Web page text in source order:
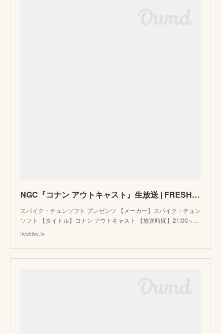
NGC『コナン アウトキャスト』生放送 | FRESH LIVE（フレッシュライブ） - ライブ配信サービス
スパイク・チュンソフト プレゼンツ 【メーカー】スパイク・チュン
ソフト 【タイトル】コナン アウトキャスト 【放送時間】21:00～…
freshlive.tv